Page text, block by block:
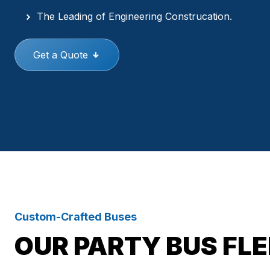
The Leading of Engineering Construcation.
Get a Quote
Custom-Crafted Buses
OUR PARTY BUS